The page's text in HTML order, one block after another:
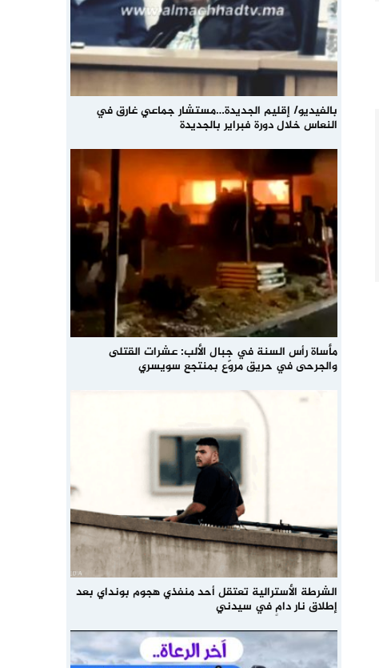
بالفيديو/ إقليم الجديدة…مستشار جماعي غارق في
النعاس خلال دورة فبراير بالجديدة
مأساة رأس السنة في جبال الألب: عشرات القتلى
والجرحى في حريق مروّع بمنتجع سويسري
الشرطة الأسترالية تعتقل أحد منفذي هجوم بونداي بعد
إطلاق نار دامٍ في سيدني